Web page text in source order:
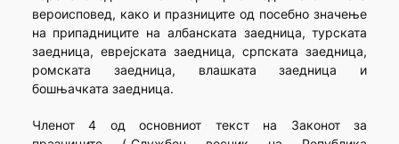
вероисповед, како и празниците од посебно значење
на припадниците на албанската заедница, турската
заедница, еврејската заедница, српската заедница,
ромската заедница, влашката заедница и
бошњачката заедница.
Членот 4 од основниот текст на Законот за